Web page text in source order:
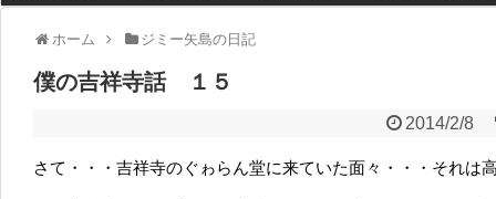
ホーム ジミー矢島の日記
僕の吉祥寺話 １５
2014/2/8
さて・・・吉祥寺のぐゎらん堂に来ていた面々・・・それは